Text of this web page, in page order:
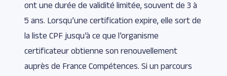
ont une durée de validité limitée, souvent de 3 à
5 ans. Lorsqu’une certification expire, elle sort de
la liste CPF jusqu’à ce que l’organisme
certificateur obtienne son renouvellement
auprès de France Compétences. Si un parcours